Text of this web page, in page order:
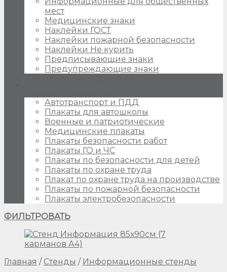
мест
Медицинские знаки
Наклейки ГОСТ
Наклейки пожарной безопасности
Наклейки Не курить
Предписывающие знаки
Предупреждающие знаки
Автотранспорт и ПДД
Плакаты для автошколы
Военные и патриотические
Медицинские плакаты
Плакаты безопасности работ
Плакаты ГО и ЧС
Плакаты по безопасности для детей
Плакаты по охране труда
Плакат по охране труда на производстве
Плакаты по пожарной безопасности
Плакаты электробезопасности
ФИЛЬТРОВАТЬ
Главная / Стенды / Информационные стенды